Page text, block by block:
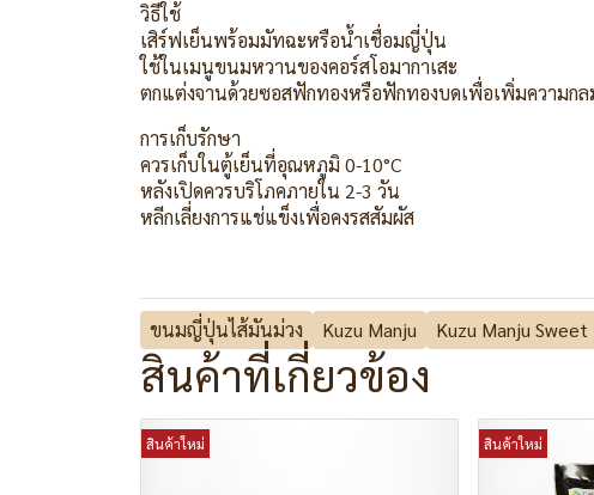
วิธีใช้
เสิร์ฟเย็นพร้อมมัทฉะหรือน้ำเชื่อมญี่ปุ่น
ใช้ในเมนูขนมหวานของคอร์สโอมากาเสะ
ตกแต่งจานด้วยซอสฟักทองหรือฟักทองบดเพื่อเพิ่มความกล
การเก็บรักษา
ควรเก็บในตู้เย็นที่อุณหภูมิ 0-10°C
หลังเปิดควรบริโภคภายใน 2-3 วัน
หลีกเลี่ยงการแช่แข็งเพื่อคงรสสัมผัส
ขนมญี่ปุ่นไส้มันม่วง Kuzu Manju Kuzu Manju
สินค้าที่เกี่ยวข้อง
สินค้าใหม่ สินค้าใหม่